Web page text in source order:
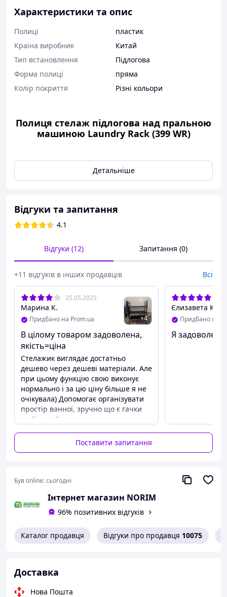
Характеристики та опис
Полиці
пластик
Країна виробник
Китай
Тип встановлення
Підлогова
Форма полиці
пряма
Колір покриття
Різні кольори
Полиця стелаж підлогова над пральною
машиною Laundry Rack (399 WR)
підлогова стійка органайзер Laundry Rack дає змогу залучити
вільне місце над технікою.Чудове рішення для кожної
господині, яка цінує домашній затишок, адже стійка-
Виготовлений із високоякісної неіржавкої сталі, міцний,
стійкий.Ви зможете зручно розташувати очисні засоби,
Декілька способів використання, повною мірою
використовувати простір.
Стелаж виготовлений із неіржавкої
сталі з порошковим покриттям його легко зібрати та
встановити.
Характеристики:Полиця стелаж підлогова
над пральною машиною Laundry Rack (399
WR)
Тип: прямі;
Матеріал: сталева труба;
Матеріал полиць: пластик;
Висота: 169 см;
Ширина: 63.5 см;
Глибина: 26 см;
Висота до першої полиці: 105 см;
Відстань між полицями: 22 см;
Діаметр трубки: 1 см;
Тип встановлення: підлогова;
Кількість полиць: 3.
над пральною машиною Laundry Rack (399
WR)
Полиця стелаж — 1 шт.;
Паковання: заводська коробка.
Детальніше
Відгуки та запитання
4.1
Відгуки (12) Запитання (0)
+11 відгуків в інших продавців Всі
25.05.2025
Марина К.
Придбано на Prom.ua +4
В цілому товаром задоволена,
якість=ціна
Стелажик виглядає достатньо
дешево через дешеві матеріали. Але
при цьому функцію свою виконує
нормально і за цю ціну більше я не
очікувала) Допомогає організувати
простір ванної, зручно що є гачки
по боках. Як на мене, то в
жорсткості позаду (хрест нахрест,
трубки, бо виглядає зріз необережно
Єлизавета К.
Придбано на
Я
Поставити запитання
Був online:сьогодні
Інтернет магазин NORIM
96% позитивних відгуків
Каталог продавця Відгуки про продавця 10075
Доставка
Нова Пошта